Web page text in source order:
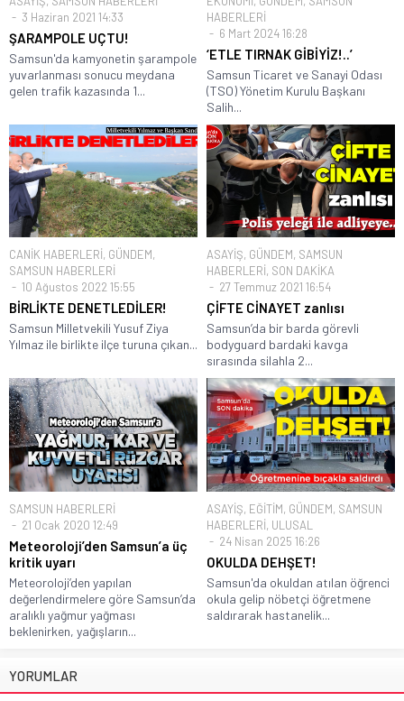
3 Haziran 2021 14:33
ŞARAMPOLE UÇTU!
Samsun'da kamyonetin şarampole
yuvarlanması sonucu meydana
gelen trafik kazasında 1...
HABERLERİ
6 Mart 2024 16:28
‘ETLE TIRNAK GİBİYİZ!..’
Samsun Ticaret ve Sanayi Odası
(TSO) Yönetim Kurulu Başkanı
Salih...
CANİK HABERLERİ, GÜNDEM,
SAMSUN HABERLERİ
10 Ağustos 2022 15:55
BİRLİKTE DENETLEDİLER!
Samsun Milletvekili Yusuf Ziya
Yılmaz ile birlikte ilçe turuna çıkan...
ASAYİŞ, GÜNDEM, SAMSUN
HABERLERİ, SON DAKİKA
27 Temmuz 2021 16:54
ÇİFTE CİNAYET zanlısı
Samsun’da bir barda görevli
bodyguard bardaki kavga
sırasında silahla 2...
SAMSUN HABERLERİ
21 Ocak 2020 12:49
Meteoroloji’den Samsun’a üç
kritik uyarı
Meteoroloji’den yapılan
değerlendirmelere göre Samsun’da
aralıklı yağmur yağması
beklenirken, yağışların...
ASAYİŞ, EĞİTİM, GÜNDEM, SAMSUN
HABERLERİ, ULUSAL
24 Nisan 2025 16:26
OKULDA DEHŞET!
Samsun'da okuldan atılan öğrenci
okula gelip nöbetçi öğretmene
saldırarak hastanelik...
YORUMLAR